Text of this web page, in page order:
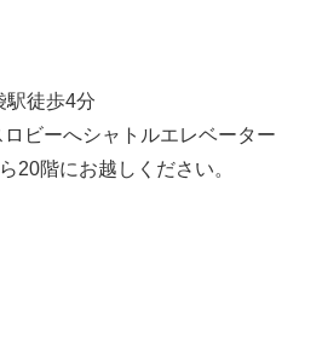
駅徒歩4分
ビーへシャトルエレベーター
20階にお越しください。